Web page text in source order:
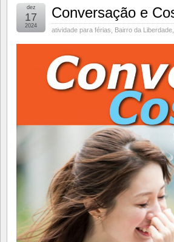
Conversação e
atividade para férias Bairro da Liberdade
dez
17
2024